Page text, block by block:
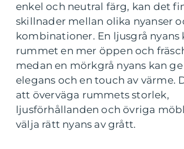
enkel och neutral färg, kan det
skillnader mellan olika nyanser
kombinationer. En ljusgrå nyans
rummet en mer öppen och
medan en mörkgrå nyans kan ge
elegans och en touch av värme.
att överväga rummets storlek,
ljusförhållanden och övriga
välja rätt nyans av grått.